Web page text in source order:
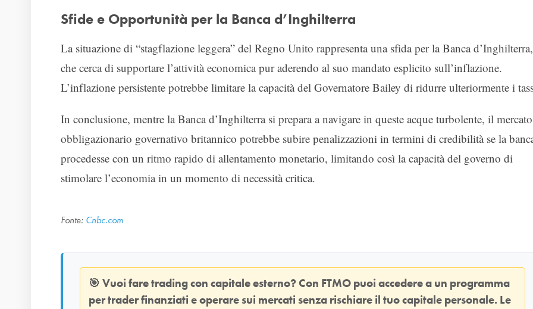
Sfide e Opportunità per la Banca d’Inghilterra
La situazione di “stagflazione leggera” del Regno Unito rappresenta una sfida per la Banca d’Inghilterra,
che cerca di supportare l’attività economica pur aderendo al suo mandato esplicito sull’inflazione.
L’inflazione persistente potrebbe limitare la capacità del Governatore Bailey di ridurre ulteriormente i
In conclusione, mentre la Banca d’Inghilterra si prepara a navigare in queste acque turbolente, il mercato
obbligazionario governativo britannico potrebbe subire penalizzazioni in termini di credibilità se la
procedesse con un ritmo rapido di allentamento monetario, limitando così la capacità del governo di
stimolare l’economia in un momento di necessità critica.
Fonte: Cnbc.com
🎯 Vuoi fare trading con capitale esterno? Con FTMO puoi accedere a un programma
per trader finanziati e operare sui mercati senza rischiare il tuo capitale personale. Le